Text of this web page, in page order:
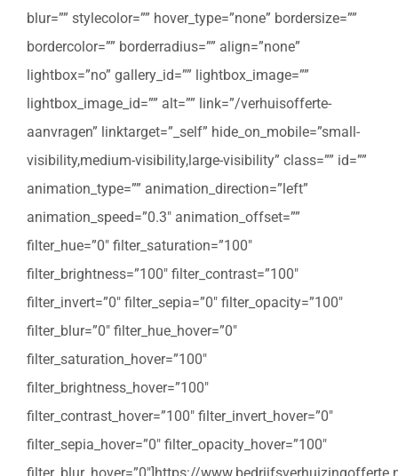
blur=”” stylecolor=”” hover_type=”none” bordersize=””
bordercolor=”” borderradius=”” align=”none”
lightbox=”no” gallery_id=”” lightbox_image=””
lightbox_image_id=”” alt=”” link=”/verhuisofferte-
aanvragen” linktarget=”_self” hide_on_mobile=”small-
visibility,medium-visibility,large-visibility” class=”” id=””
animation_type=”” animation_direction=”left”
animation_speed=”0.3″ animation_offset=””
filter_hue=”0″ filter_saturation=”100″
filter_brightness=”100″ filter_contrast=”100″
filter_invert=”0″ filter_sepia=”0″ filter_opacity=”100″
filter_blur=”0″ filter_hue_hover=”0″
filter_saturation_hover=”100″
filter_brightness_hover=”100″
filter_contrast_hover=”100″ filter_invert_hover=”0″
filter_sepia_hover=”0″ filter_opacity_hover=”100″